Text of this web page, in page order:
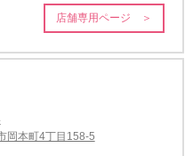
店舗専用ページ ＞
岡本町4丁目158-5